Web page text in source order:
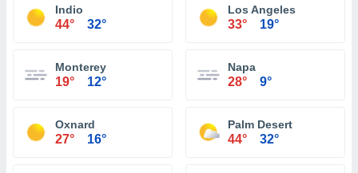
Indio
44° 32°
Los Angeles
33° 19°
Monterey
19° 12°
Napa
28° 9°
Oxnard
27° 16°
Palm Desert
44° 32°